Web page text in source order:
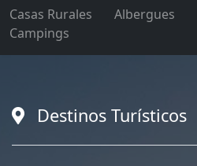
Casas Rurales Albergues
Campings
Destinos Turísticos